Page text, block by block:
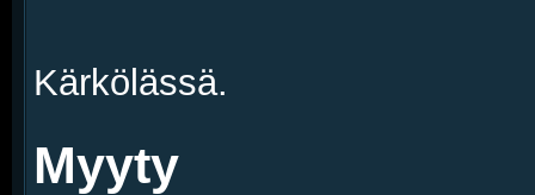
Kärkölässä.
Myyty